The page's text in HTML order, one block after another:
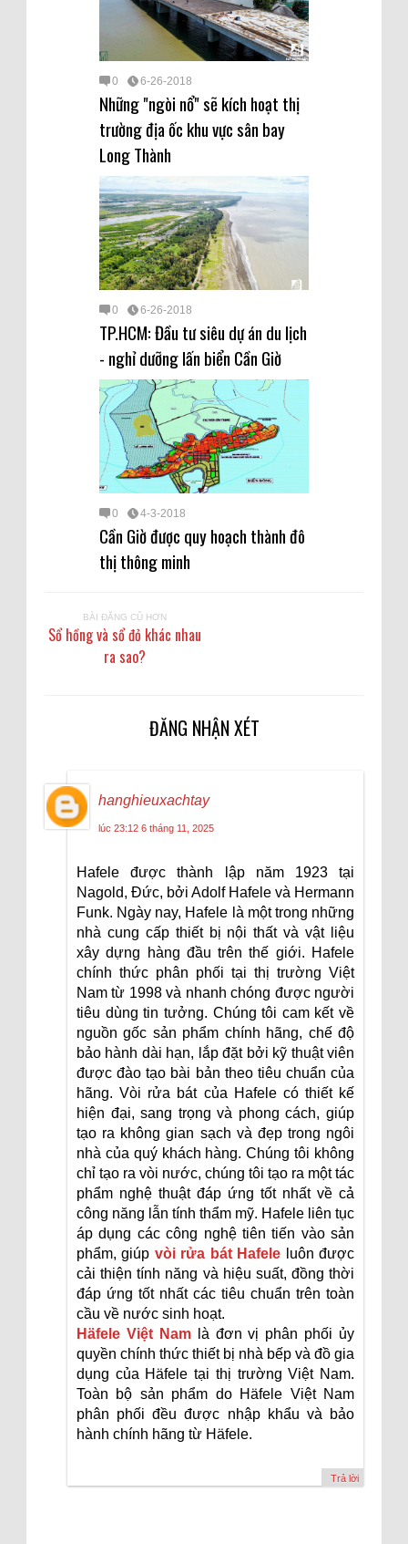
0 6-26-2018
Những "ngòi nổ" sẽ kích hoạt thị
trường địa ốc khu vực sân bay
Long Thành
0 6-26-2018
TP.HCM: Đầu tư siêu dự án du lịch
- nghỉ dưỡng lấn biển Cần Giờ
0 4-3-2018
Cần Giờ được quy hoạch thành đô
thị thông minh
BÀI ĐĂNG CŨ HƠN
Sổ hồng và sổ đỏ khác nhau
ra sao?
ĐĂNG NHẬN XÉT
hanghieuxachtay
lúc 23:12 6 tháng 11, 2025
Hafele được thành lập năm 1923 tại
Nagold, Đức, bởi Adolf Hafele và Hermann
Funk. Ngày nay, Hafele là một trong những
nhà cung cấp thiết bị nội thất và vật liệu
xây dựng hàng đầu trên thế giới. Hafele
chính thức phân phối tại thị trường Việt
Nam từ 1998 và nhanh chóng được người
tiêu dùng tin tưởng. Chúng tôi cam kết về
nguồn gốc sản phẩm chính hãng, chế độ
bảo hành dài hạn, lắp đặt bởi kỹ thuật viên
được đào tạo bài bản theo tiêu chuẩn của
hãng. Vòi rửa bát của Hafele có thiết kế
hiện đại, sang trọng và phong cách, giúp
tạo ra không gian sạch và đẹp trong ngôi
nhà của quý khách hàng. Chúng tôi không
chỉ tạo ra vòi nước, chúng tôi tạo ra một tác
phẩm nghệ thuật đáp ứng tốt nhất về cả
công năng lẫn tính thẩm mỹ. Hafele liên tục
áp dụng các công nghệ tiên tiến vào sản
phẩm, giúp vòi rửa bát Hafele luôn được
cải thiện tính năng và hiệu suất, đồng thời
đáp ứng tốt nhất các tiêu chuẩn trên toàn
cầu về nước sinh hoạt.
Häfele Việt Namlà đơn vị phân phối ủy
quyền chính thức thiết bị nhà bếp và đồ gia
dụng của Häfele tại thị trường Việt Nam.
Toàn bộ sản phẩm do Häfele Việt Nam
phân phối đều được nhập khẩu và bảo
hành chính hãng từ Häfele.
Trả lời